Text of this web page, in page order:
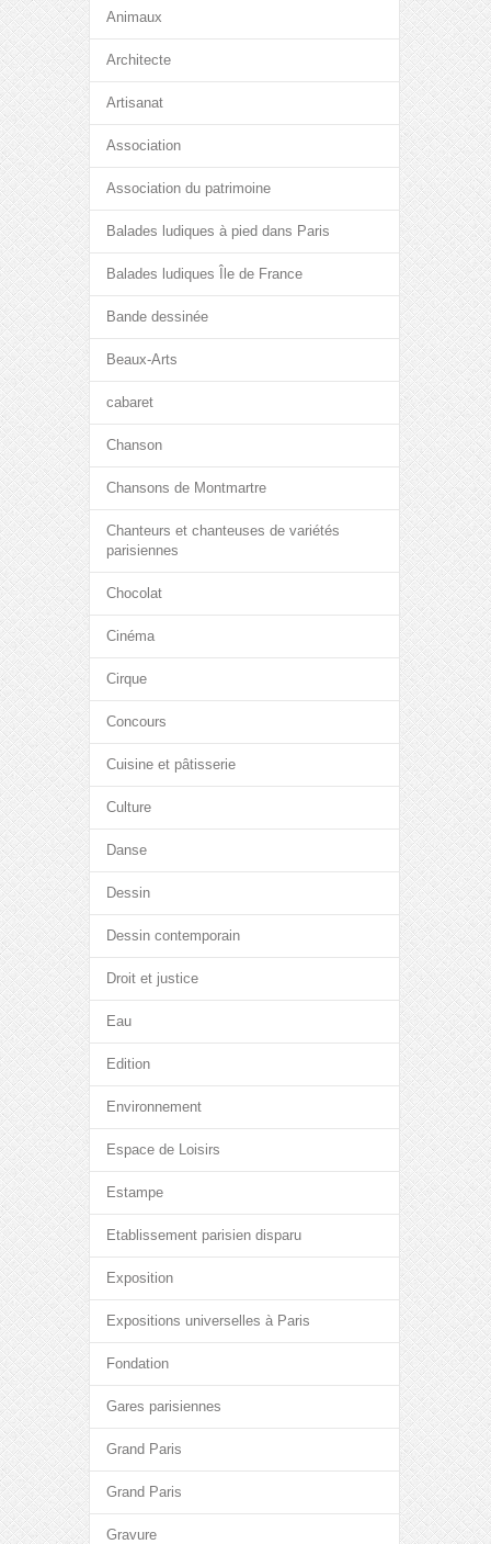
Animaux
Architecte
Artisanat
Association
Association du patrimoine
Balades ludiques à pied dans Paris
Balades ludiques Île de France
Bande dessinée
Beaux-Arts
cabaret
Chanson
Chansons de Montmartre
Chanteurs et chanteuses de variétés
parisiennes
Chocolat
Cinéma
Cirque
Concours
Cuisine et pâtisserie
Culture
Danse
Dessin
Dessin contemporain
Droit et justice
Eau
Edition
Environnement
Espace de Loisirs
Estampe
Etablissement parisien disparu
Exposition
Expositions universelles à Paris
Fondation
Gares parisiennes
Grand Paris
Grand Paris
Gravure